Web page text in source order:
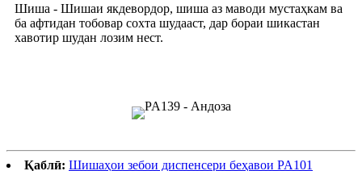
Шиша - Шишаи якдевордор, шиша аз маводи мустаҳкам ва
ба афтидан тобовар сохта шудааст, дар бораи шикастан
хавотир шудан лозим нест.
Қаблӣ: Шишаҳои зебои диспенсери беҳавои PA101